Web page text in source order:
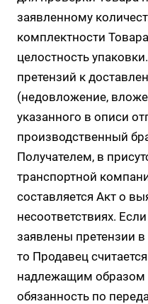
заявленному
комплектности
целостность
претензий к
(недовложение,
указанного в описи
производственный
Получателем, в
транспортной
составляется Акт о
несоответствиях.
заявлены претензии
то Продавец
надлежащим
обязанность по